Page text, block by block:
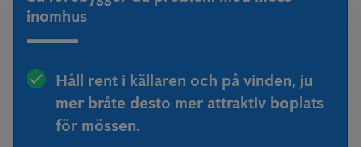
inomhus
Håll rent i källaren och på vinden, ju
mer bråte desto mer attraktiv boplats
för mössen.